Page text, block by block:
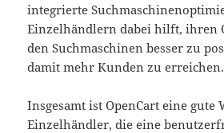
integrierte
Einzelhändlern dabei hilft, ihren
den Suchmaschinen besser zu
damit mehr Kunden zu erreichen.
Insgesamt ist OpenCart eine gute
Einzelhändler, die eine